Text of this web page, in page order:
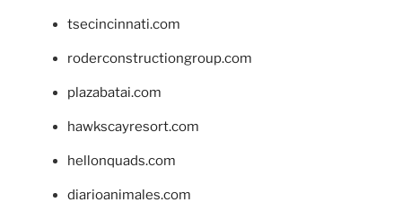
tsecincinnati.com
roderconstructiongroup.com
plazabatai.com
hawkscayresort.com
hellonquads.com
diarioanimales.com